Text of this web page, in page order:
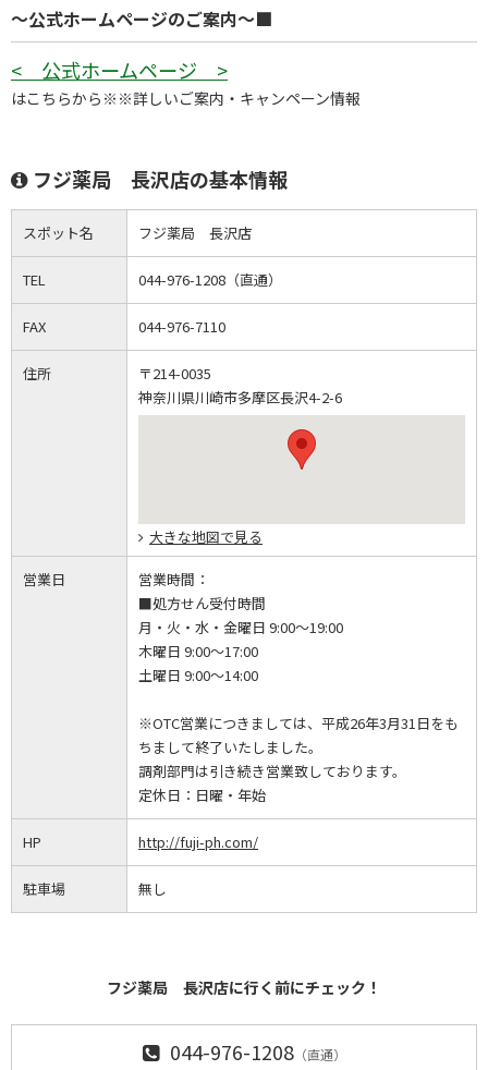
～公式ホームページのご案内～■
< 公式ホームページ >
はこちらから※※詳しいご案内・キャンペーン情報
フジ薬局 長沢店の基本情報
スポット名 フジ薬局 長沢店
TEL 044-976-1208（直通）
FAX 044-976-7110
住所
〒214-0035
神奈川県川崎市多摩区長沢4-2-6
大きな地図で見る
営業日
営業時間：
■処方せん受付時間
月・火・水・金曜日 9:00～19:00
木曜日 9:00～17:00
土曜日 9:00～14:00
※OTC営業につきましては、平成26年3月31日をも
ちまして終了いたしました。
調剤部門は引き続き営業致しております。
定休日： 日曜・年始
HP http://fuji-ph.com/
駐車場 無し
フジ薬局 長沢店に行く前にチェック！
044-976-1208（直通）